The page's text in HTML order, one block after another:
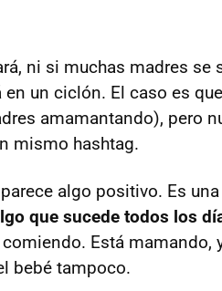
ni si muchas madres se
un ciclón. El caso es
amamantando), pero
mismo hashtag.
algo positivo. Es
que sucede todos los
Está mamando,
bebé tampoco.